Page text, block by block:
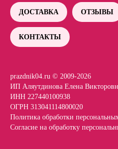
ДОСТАВКА ОТЗЫВЫ
КОНТАКТЫ
prazdnik04.ru © 2009-2026
ИП Аляутдинова Елена
ИНН 227440100938
ОГРН 313041114800020
Политика обработки
Согласие на обработку